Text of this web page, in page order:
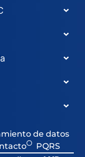
de datos
PQRS